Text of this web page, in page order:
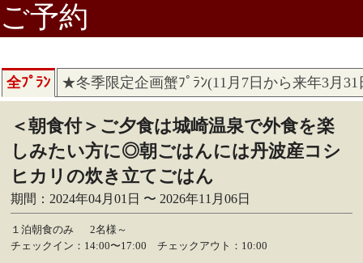
ご予約
全ﾌﾟﾗﾝ ★冬季限定企画蟹ﾌﾟﾗﾝ(11月7日から来年3月
＜朝食付＞ご夕食は城崎温泉で外食を楽
しみたい方に◎朝ごはんには丹波産コシ
ヒカリの炊き立てごはん
期間：2024年04月01日 〜 2026年11月06日
１泊朝食のみ
2名様～
チェックイン：14:00〜17:00 チェックアウト：10:00